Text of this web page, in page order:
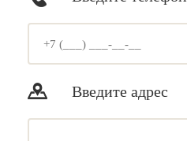
Введите адрес